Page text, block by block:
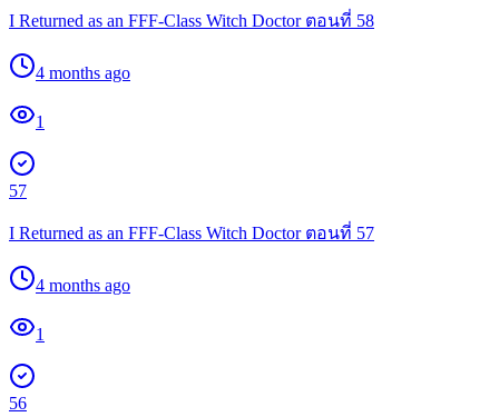
I Returned as an FFF-Class Witch Doctor ตอนที่ 58
4 months ago
1
57
I Returned as an FFF-Class Witch Doctor ตอนที่ 57
4 months ago
1
56